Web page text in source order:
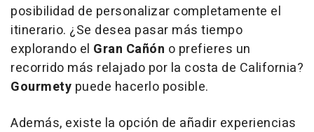
posibilidad de personalizar completamente el
itinerario. ¿Se desea pasar más tiempo
explorando el Gran Cañón o prefieres un
recorrido más relajado por la costa de California?
Gourmety puede hacerlo posible.
Además, existe la opción de añadir experiencias